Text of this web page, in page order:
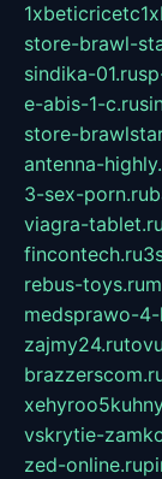
store-brawl-
sindika-01.ru
e-abis-1-c.ru
store-
antenna-
3-sex-porn.ru
viagra-tablet.ru
fincontech.ru
rebus-toys.ru
medsprawo-4-
zajmy24.ru
vskrytie-
zed-online.ru